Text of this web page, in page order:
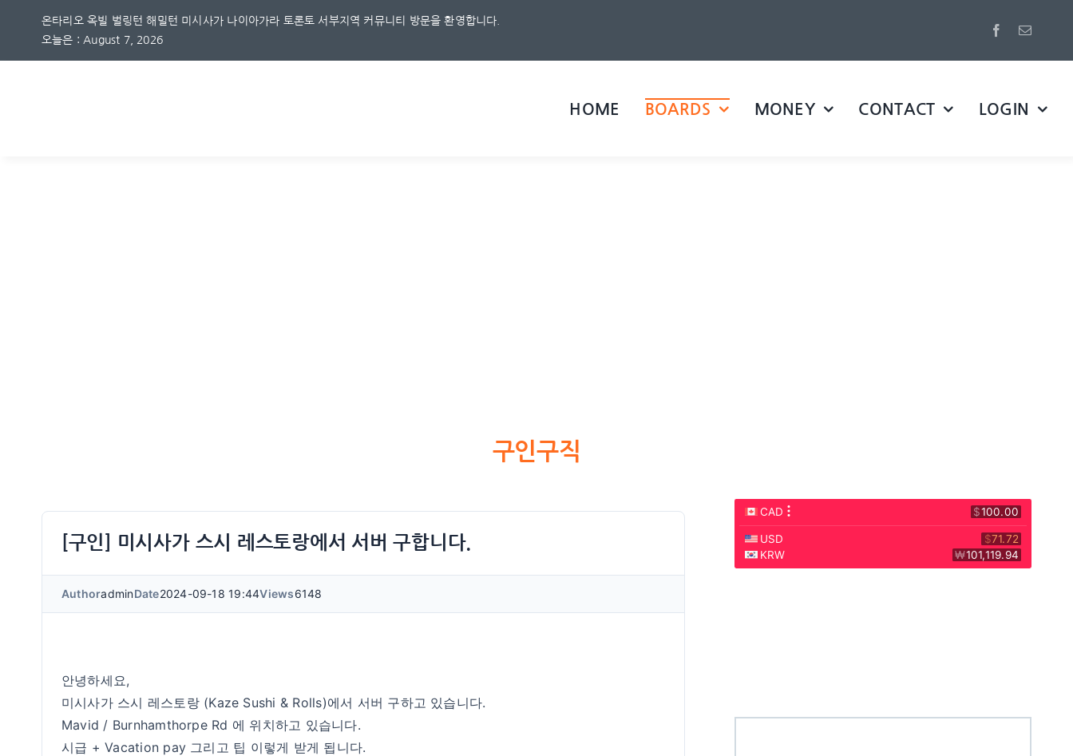
온타리오 옥빌 벌링턴 해밀턴 미시사가 나이아가라 토론토 서부지역 커뮤니티 방문을 환영합니다.
오늘은 : August 7, 2026
HOME BOARDS MONEY CONTACT LOGIN
구인구직
[구인] 미시사가 스시 레스토랑에서 서버 구합니다.
AuthoradminDate2024-09-18 19:44Views6148
안녕하세요,
미시사가 스시 레스토랑 (Kaze Sushi & Rolls)에서 서버 구하고 있습니다.
Mavid / Burnhamthorpe Rd 에 위치하고 있습니다.
시급 + Vacation pay 그리고 팁 이렇게 받게 됩니다.